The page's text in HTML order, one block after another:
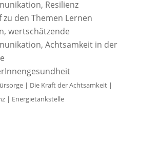
Resilienz
zu den Themen Lernen
wertschätzende
Achtsamkeit in der
| Die Kraft der Achtsamkeit |
| Energietankstelle